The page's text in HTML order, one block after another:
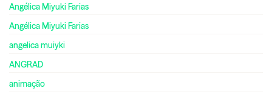
Angélica Miyuki Farias
Angélica Miyuki Farias
angelica muiyki
ANGRAD
animação